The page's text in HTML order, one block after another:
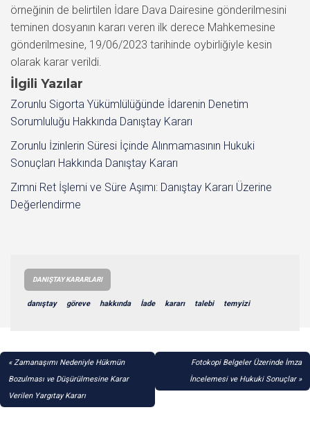
örneğinin de belirtilen İdare Dava Dairesine gönderilmesini
teminen dosyanın kararı veren ilk derece Mahkemesine
gönderilmesine, 19/06/2023 tarihinde oybirliğiyle kesin
olarak karar verildi.
İlgili Yazılar
Zorunlu Sigorta Yükümlülüğünde İdarenin Denetim
Sorumluluğu Hakkında Danıştay Kararı
Zorunlu İzinlerin Süresi İçinde Alınmamasının Hukuki
Sonuçları Hakkında Danıştay Kararı
Zımni Ret İşlemi ve Süre Aşımı: Danıştay Kararı Üzerine
Değerlendirme
DANIŞTAY KARARLARI
danıştay göreve hakkında İade kararı talebi temyizi
YAZI
GEZINMESI
Zamanaşımı Nedeniyle Hükmün
Bozulması ve Düşürülmesine Karar
Verilen Yargıtay Kararı
Fotokopi Belgeler Üzerinde İmza
İncelemesi ve Hukuki Sonuçlar